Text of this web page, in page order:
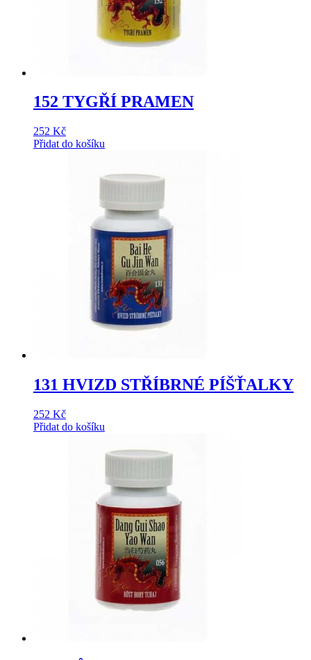
152 TYGŘÍ PRAMEN
252 Kč
Přidat do košíku
131 HVIZD STŘÍBRNÉ PÍŠŤALKY
252 Kč
Přidat do košíku